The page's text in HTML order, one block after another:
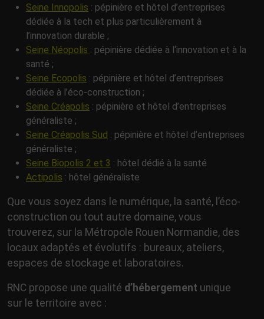
Seine Innopolis : pépinière et hôtel d’entreprises
dédiée à la tech et plus particulièrement à
l’innovation durable ;
Seine Néopolis : pépinière dédiée à l‘innovation et à la
santé ;
Seine Ecopolis : pépinière et hôtel d’entreprises
dédiée à l’éco-construction ;
Seine Créapolis : pépinière et hôtel d’entreprises
généraliste ;
Seine Créapolis Sud : pépinière et hôtel d’entreprises
généraliste ;
Seine Biopolis 2 et 3 : hôtel dédié à la santé
Actipolis : hôtel généraliste
Que vous soyez dans le numérique, la santé, l’éco-
construction ou tout autre domaine, vous
trouverez, sur la Métropole Rouen Normandie, des
locaux adaptés et évolutifs : bureaux, ateliers,
espaces de stockage et laboratoires.
RNC propose une qualité d’hébergement unique
sur le territoire avec :